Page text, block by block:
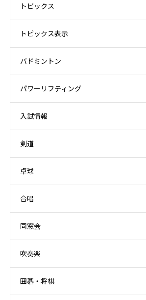
トピックス
トピックス表示
バドミントン
パワーリフティング
入試情報
剣道
卓球
合唱
同窓会
吹奏楽
囲碁・将棋